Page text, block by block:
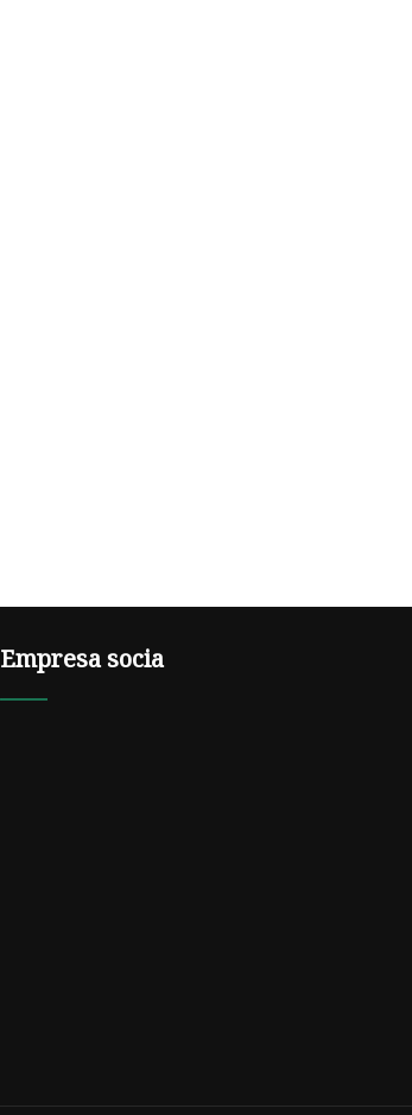
Empresa socia